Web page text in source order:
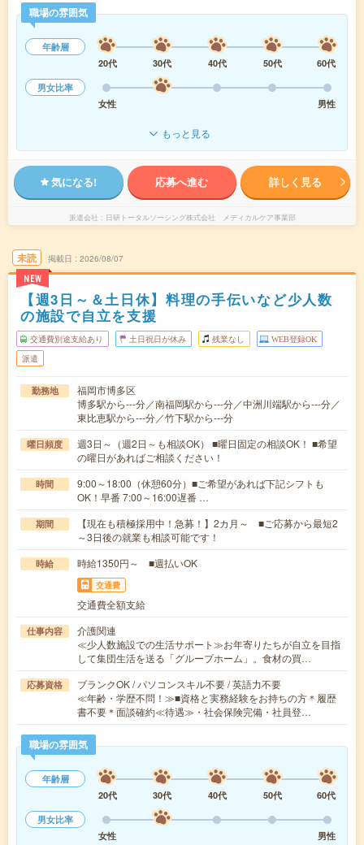
職場の雰囲気
年齢層
20代
30代 40代 50代
60代
男女比率
女性
男性
もっと見る
気になる! 応募へ進む 詳しく見る
派遣会社 日研トータルソーシング株式会社 メディカルケア事業部
未読
NEW
掲載日 2026/08/07
【週3日～＆土日休】料理の手伝いなど少人数
の施設で自立を支援
交通費別途支給あり 土日祝日が休み 残業なし WEB登録OK
派遣
勤務地
福岡市博多区
博多駅から---分／南福岡駅から---分／中洲川端駅から---分／
東比恵駅から---分／竹下駅から---分
曜日頻度
週3日～（週2日～も相談OK） ■曜日固定の相談OK！ ■希望
の曜日があればご相談ください！
時間
9:00～18:00（休憩60分）■ご希望があれば下記シフトも
OK！早番 7:00～16:00遅番 …
期間
【現在も積極採用中！急募！】2カ月～ ■ご応募から最短2
～3日後の就業も相談可能です！
時給 時給1350円～ ■週払いOK
交通費
交通費全額支給
仕事内容
介護関連
≪少人数施設での生活サポート≫お年寄りたちが自立を目指
して集団生活を送る「グループホーム」。食材の買…
応募資格
ブランクOK / パソコンスキル不要 / 英語力不要
≪年齢・学歴不問！≫■資格と実務経験をお持ちの方＊履歴
書不要＊面談確約≪待遇≫・社会保険完備・社員登…
職場の雰囲気
年齢層
20代
30代 40代 50代
60代
男女比率
女性
男性